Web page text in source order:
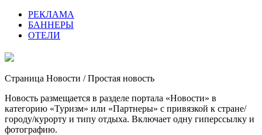
РЕКЛАМА
БАННЕРЫ
ОТЕЛИ
Страница Новости / Простая новость
Новость размещается в разделе портала «Новости» в
категорию «Туризм» или «Партнеры» с привязкой к стране/
городу/курорту и типу отдыха. Включает одну гиперссылку и
фотографию.